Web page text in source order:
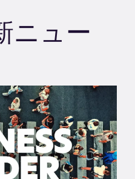
ニュー